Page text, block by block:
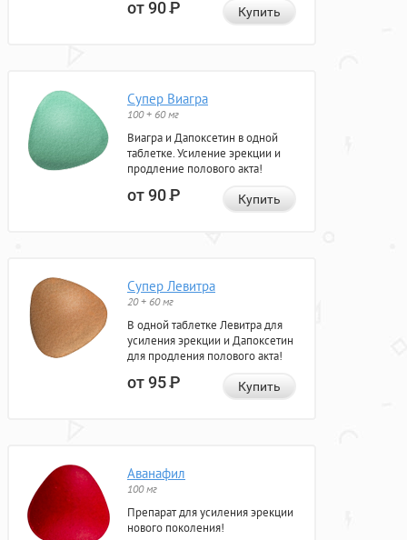
от 90Р Купить
Супер Виагра
100 + 60 мг
Виагра и Дапоксетин в одной
таблетке. Усиление эрекции и
продление полового акта!
от 90Р Купить
Супер Левитра
20 + 60 мг
В одной таблетке Левитра для
усиления эрекции и Дапоксетин
для продления полового акта!
от 95Р Купить
Аванафил
100 мг
Препарат для усиления эрекции
нового поколения!